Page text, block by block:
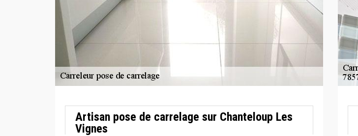
Artisan pose de carrelage sur Chanteloup Les
Vignes